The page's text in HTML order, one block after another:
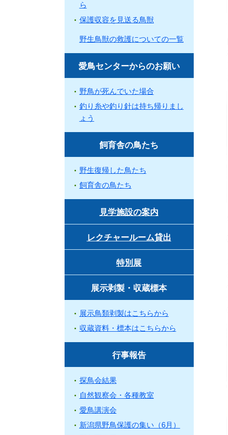
ら
保護収容を見送る鳥獣
野生鳥獣の救護についての一覧
愛鳥センターからのお願い
野鳥が死んでいた場合
釣り糸や釣り針は持ち帰りまし
ょう
飼育舎の鳥たち
野生復帰した鳥たち
飼育舎の鳥たち
見学施設の案内
レクチャールーム貸出
特別展
展示剥製・収蔵標本
展示鳥類剥製はこちらから
収蔵資料・標本はこちらから
行事報告
探鳥会結果
自然観察会・各種教室
愛鳥講演会
新潟県野鳥保護の集い（6月）